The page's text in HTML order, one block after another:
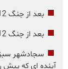
بعد از جنگ 12 روزه با اسرائیل برای سبزوار چه بخواهیم؟
بعد از جنگ 12 روزه با اسرائیل برای ایران چه بخواهیم؟
سجادشهر
آینده ای که